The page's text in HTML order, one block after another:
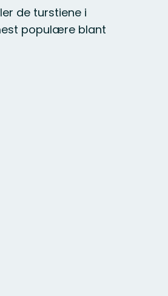
de turstiene i
populære blant